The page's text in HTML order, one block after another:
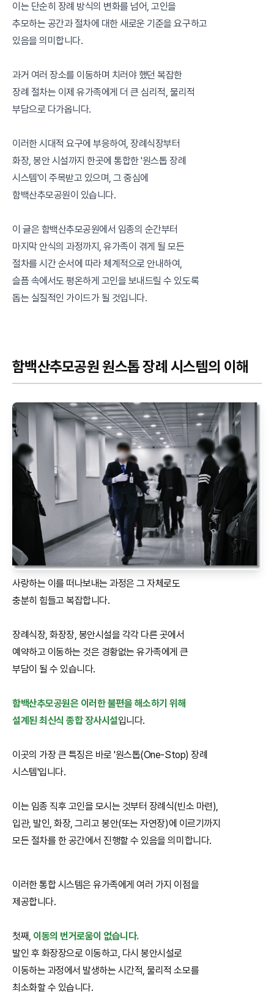
이는 단순히 장례 방식의 변화를 넘어, 고인을
추모하는 공간과 절차에 대한 새로운 기준을 요구하고
있음을 의미합니다.
과거 여러 장소를 이동하며 치러야 했던 복잡한
장례 절차는 이제 유가족에게 더 큰 심리적, 물리적
부담으로 다가옵니다.
이러한 시대적 요구에 부응하여, 장례식장부터
화장, 봉안 시설까지 한곳에 통합한 '원스톱 장례
시스템'이 주목받고 있으며, 그 중심에
함백산추모공원이 있습니다.
이 글은 함백산추모공원에서 임종의 순간부터
마지막 안식의 과정까지, 유가족이 겪게 될 모든
절차를 시간 순서에 따라 체계적으로 안내하여,
슬픔 속에서도 평온하게 고인을 보내드릴 수 있도록
돕는 실질적인 가이드가 될 것입니다.
함백산추모공원 원스톱 장례 시스템의 이해
사랑하는 이를 떠나보내는 과정은 그 자체로도
충분히 힘들고 복잡합니다.
장례식장, 화장장, 봉안시설을 각각 다른 곳에서
예약하고 이동하는 것은 경황없는 유가족에게 큰
부담이 될 수 있습니다.
함백산추모공원은 이러한 불편을 해소하기 위해
설계된 최신식 종합 장사시설입니다.
이곳의 가장 큰 특징은 바로 '원스톱(One-Stop) 장례
시스템'입니다.
이는 임종 직후 고인을 모시는 것부터 장례식(빈소 마련),
입관, 발인, 화장, 그리고 봉안(또는 자연장)에 이르기까지
모든 절차를 한 공간에서 진행할 수 있음을 의미합니다.
이러한 통합 시스템은 유가족에게 여러 가지 이점을
제공합니다.
첫째, 이동의 번거로움이 없습니다.
발인 후 화장장으로 이동하고, 다시 봉안시설로
이동하는 과정에서 발생하는 시간적, 물리적 소모를
최소화할 수 있습니다.